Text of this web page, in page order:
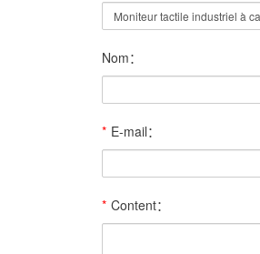
Nom：
* E-mail：
* Content：